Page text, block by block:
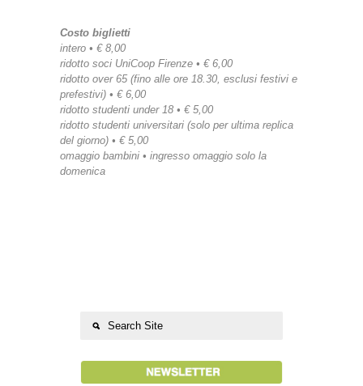
Costo biglietti
intero • € 8,00
ridotto soci UniCoop Firenze • € 6,00
ridotto over 65 (fino alle ore 18.30, esclusi festivi e
prefestivi) • € 6,00
ridotto studenti under 18 • € 5,00
ridotto studenti universitari (solo per ultima replica
del giorno) • € 5,00
omaggio bambini • ingresso omaggio solo la
domenica